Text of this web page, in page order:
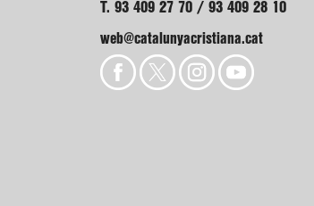
T. 93 409 27 70 / 93 409 28 10
web@catalunyacristiana.cat